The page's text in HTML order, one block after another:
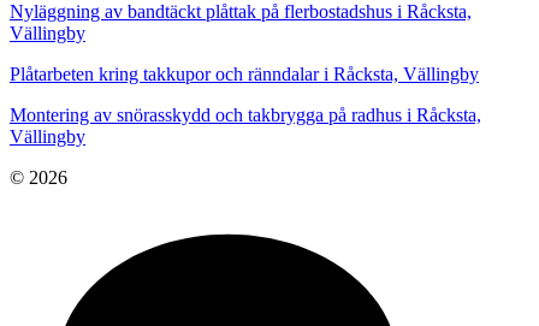
Nyläggning av bandtäckt plåttak på flerbostadshus i Råcksta,
Vällingby
Plåtarbeten kring takkupor och ränndalar i Råcksta, Vällingby
Montering av snörasskydd och takbrygga på radhus i Råcksta,
Vällingby
© 2026